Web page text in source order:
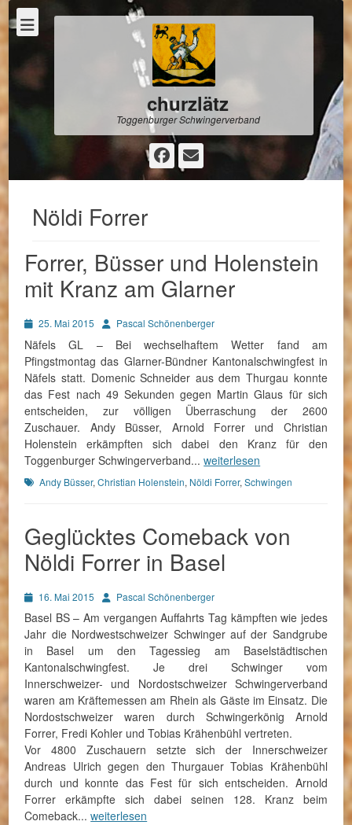
churzlätz
Toggenburger Schwingerverband
Facebook
E-
Mail
Nöldi Forrer
Forrer, Büsser und Holenstein
mit Kranz am Glarner
Posted25. Mai 2015 AutorPascal Schönenberger
Näfels GL – Bei wechselhaftem Wetter fand am
Pfingstmontag das Glarner-Bündner Kantonalschwingfest in
Näfels statt. Domenic Schneider aus dem Thurgau konnte
das Fest nach 49 Sekunden gegen Martin Glaus für sich
entscheiden, zur völligen Überraschung der 2600
Zuschauer. Andy Büsser, Arnold Forrer und Christian
Holenstein erkämpften sich dabei den Kranz für den
Toggenburger Schwingerverband...weiterlesen
Schlagworte
Andy Büsser,Christian Holenstein, Nöldi Forrer,Schwingen
Geglücktes Comeback von
Nöldi Forrer in Basel
Posted16. Mai 2015 AutorPascal Schönenberger
Basel BS – Am vergangen Auffahrts Tag kämpften wie jedes
Jahr die Nordwestschweizer Schwinger auf der Sandgrube
in Basel um den Tagessieg am Baselstädtischen
Kantonalschwingfest. Je drei Schwinger vom
Innerschweizer- und Nordostschweizer Schwingerverband
waren am Kräftemessen am Rhein als Gäste im Einsatz. Die
Nordostschweizer waren durch Schwingerkönig Arnold
Forrer, Fredi Kohler und Tobias Krähenbühl vertreten.
Vor 4800 Zuschauern setzte sich der Innerschweizer
Andreas Ulrich gegen den Thurgauer Tobias Krähenbühl
durch und konnte das Fest für sich entscheiden. Arnold
Forrer erkämpfte sich dabei seinen 128. Kranz beim
Comeback...weiterlesen